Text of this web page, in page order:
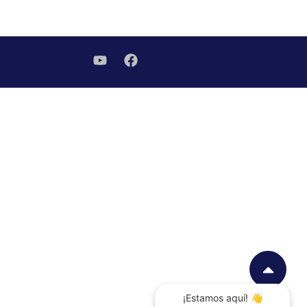
¡Estamos aquí! 👋